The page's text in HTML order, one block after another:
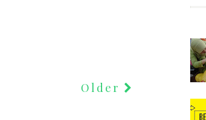
Older